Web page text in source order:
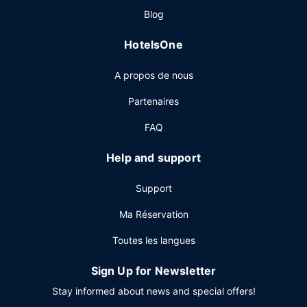
personnel polyglotte, une laverie et un ascenseur. Un
Blog
HotelsOne
A propos de nous
Partenaires
FAQ
Help and support
Support
Ma Réservation
Toutes les langues
Sign Up for Newsletter
Stay informed about news and special offers!